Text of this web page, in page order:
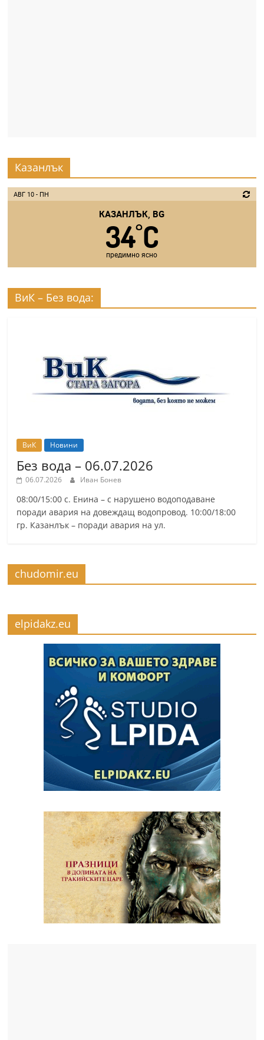
Казанлък
АВГ 10 - ПН
КАЗАНЛЪК, BG
34°C
предимно ясно
ВиК – Без вода:
ВиК Новини
Без вода – 06.07.2026
06.07.2026 Иван Бонев
08:00/15:00 с. Енина – с нарушено водоподаване
поради авария на довеждащ водопровод. 10:00/18:00
гр. Казанлък – поради авария на ул.
chudomir.eu
elpidakz.eu